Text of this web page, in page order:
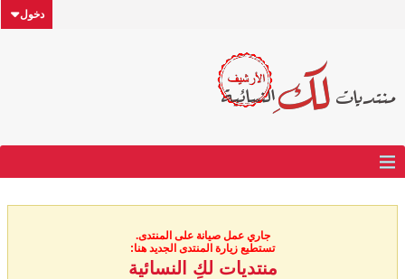
دخول
جاري عمل صيانة على المنتدى.
تستطيع زيارة المنتدى الجديد هنا:
منتديات لكِ النسائية